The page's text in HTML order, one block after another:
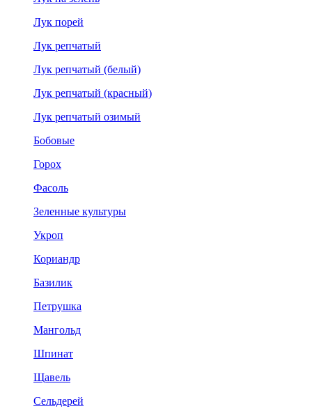
Лук порей
Лук репчатый
Лук репчатый (белый)
Лук репчатый (красный)
Лук репчатый озимый
Бобовые
Горох
Фасоль
Зеленные культуры
Укроп
Кориандр
Базилик
Петрушка
Мангольд
Шпинат
Щавель
Сельдерей